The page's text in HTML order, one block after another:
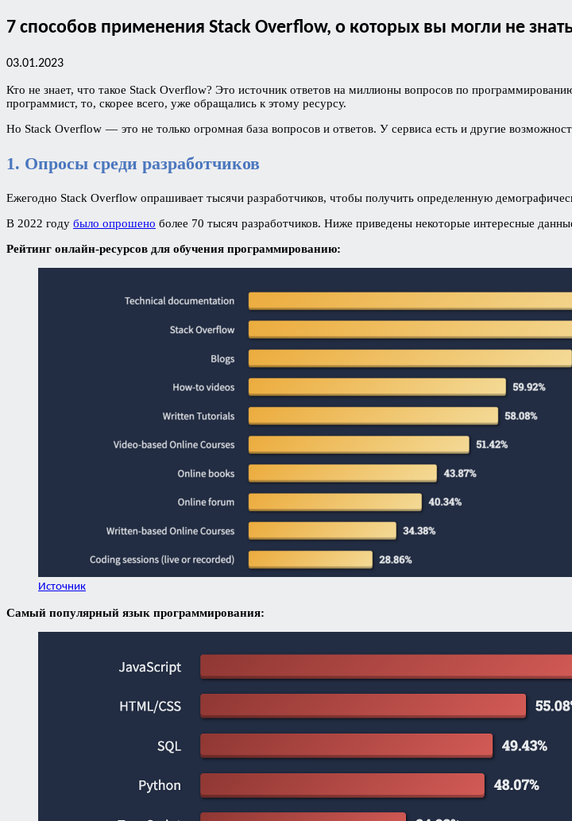
7 способов применения Stack Overflow, о которых вы могли не
03.01.2023
Кто не знает, что такое Stack Overflow? Это источник ответов на миллионы вопросов по
программист, то, скорее всего, уже обращались к этому ресурсу.
Но Stack Overflow — это не только огромная база вопросов и ответов. У сервиса есть и другие
1. Опросы среди разработчиков
Ежегодно Stack Overflow опрашивает тысячи разработчиков, чтобы получить определенную
В 2022 году было опрошено более 70 тысяч разработчиков. Ниже приведены некоторые интересные
Рейтинг онлайн-ресурсов для обучения программированию:
Источник
Самый популярный язык программирования: